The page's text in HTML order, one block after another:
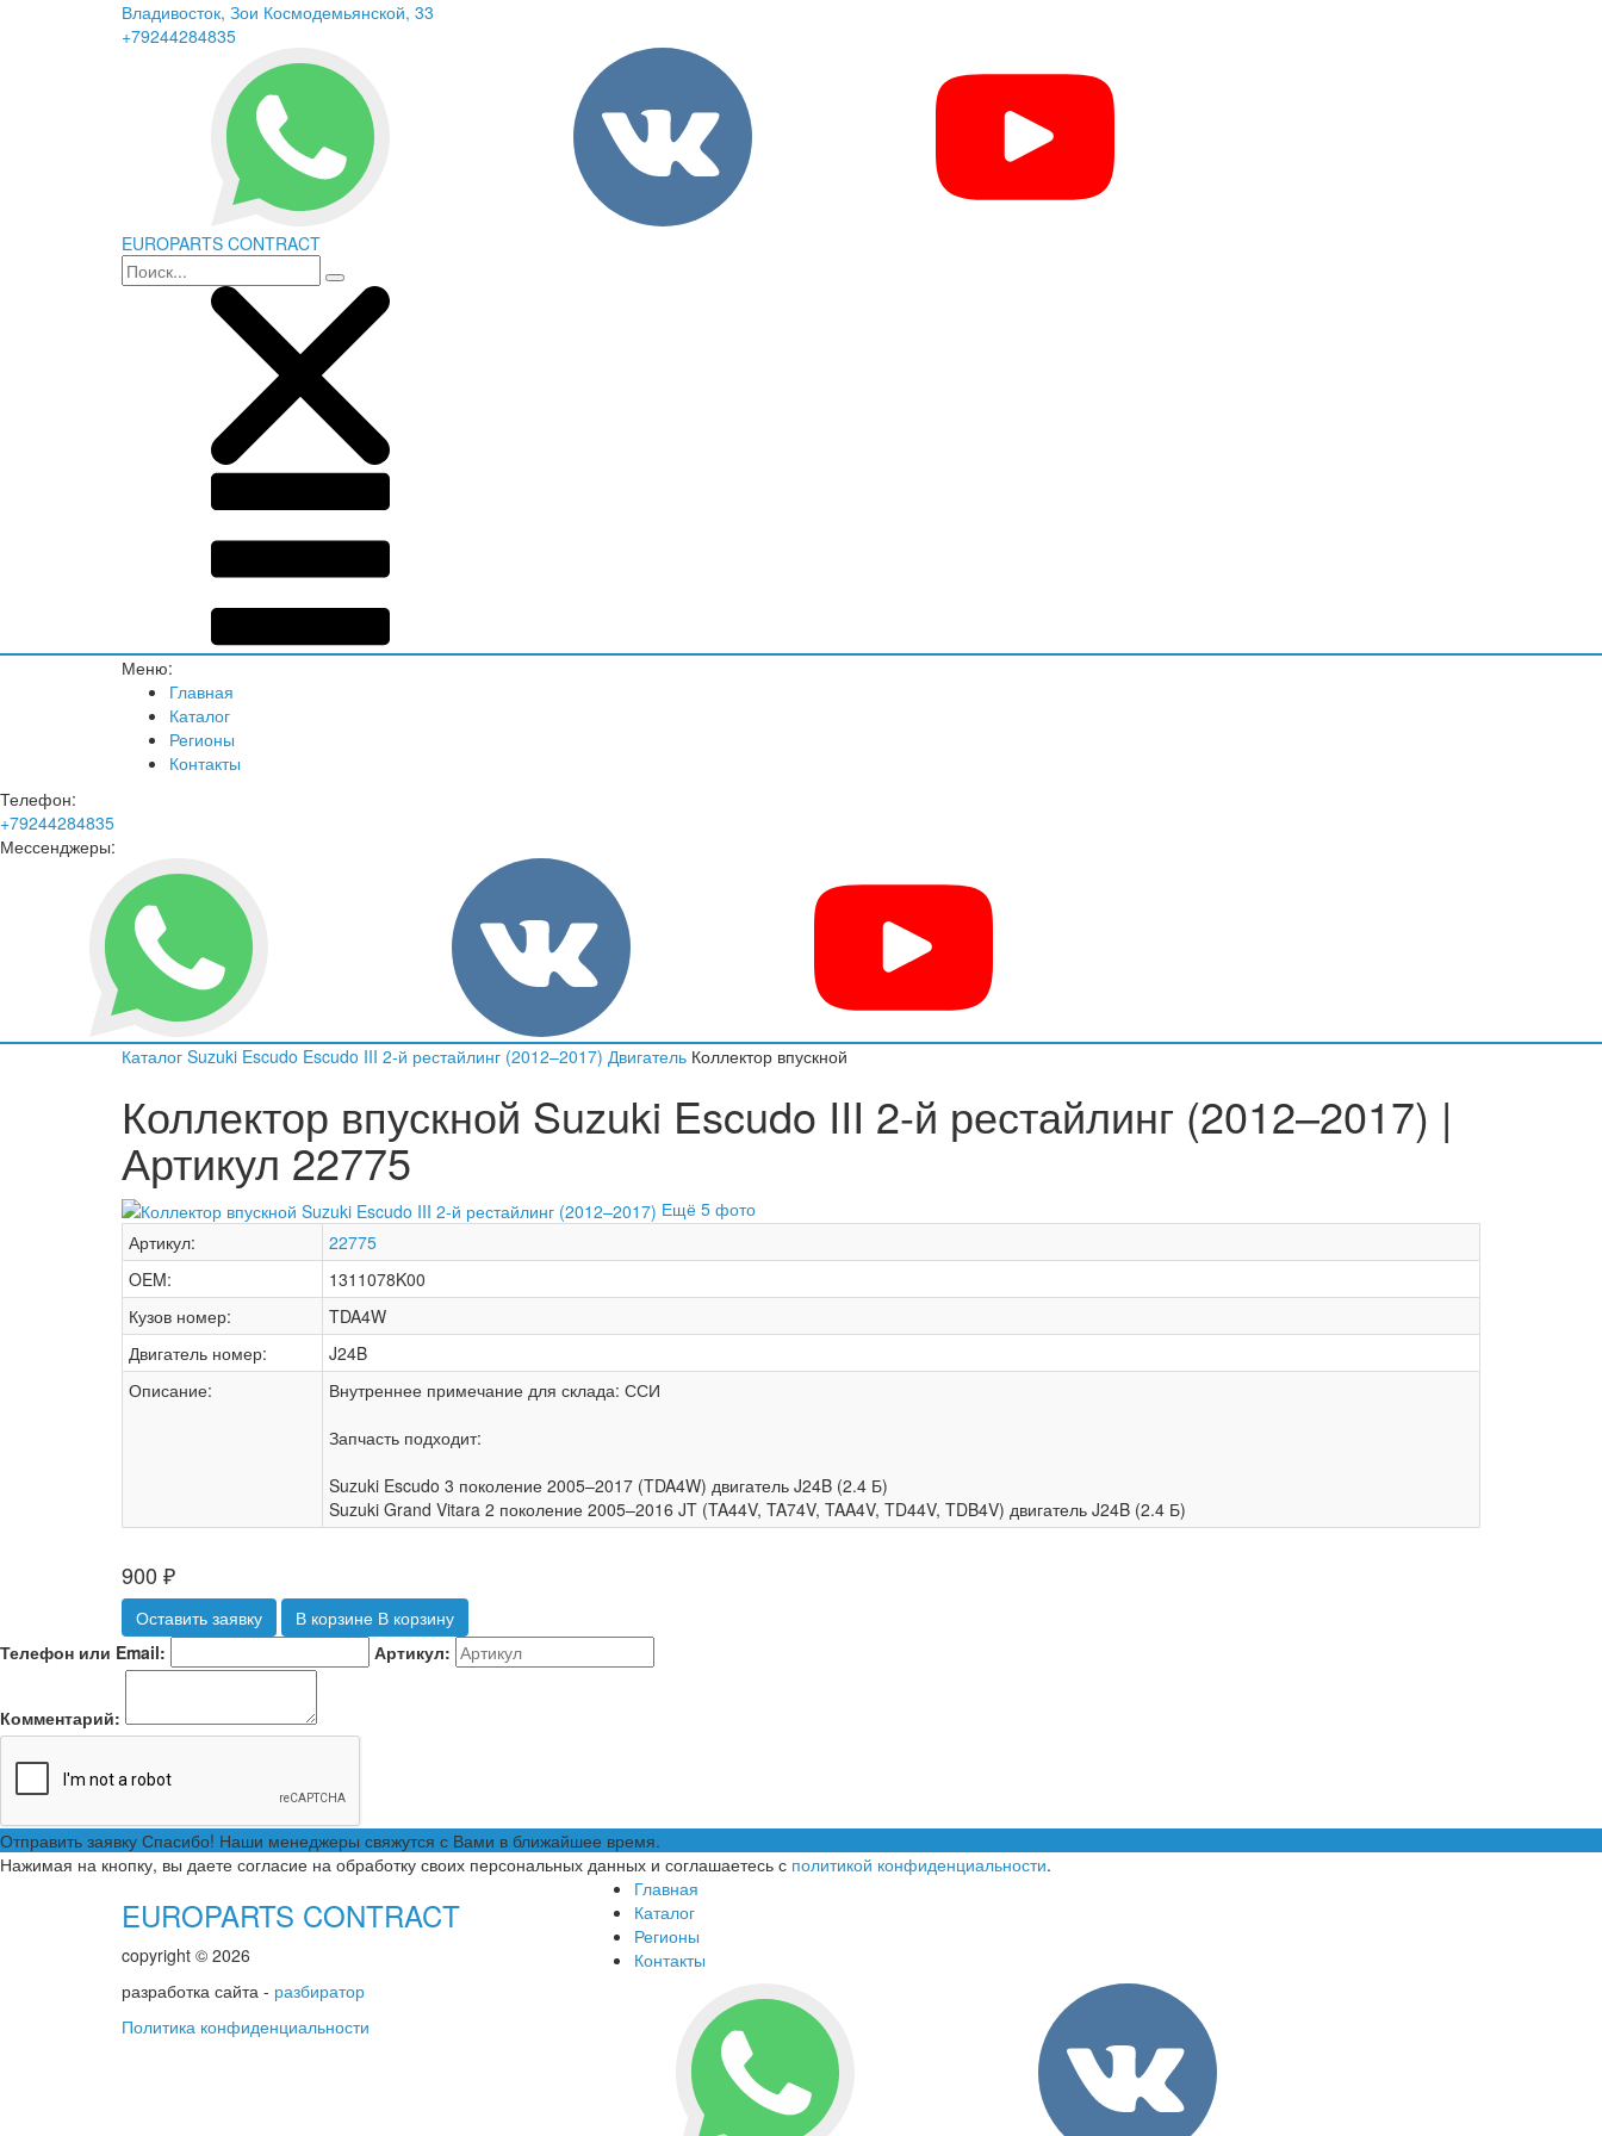
Владивосток, Зои Космодемьянской, 33
+79244284835
EUROPARTS CONTRACT
Меню:
Главная
Каталог
Регионы
Контакты
Телефон:
+79244284835
Мессенджеры:
Каталог Suzuki Escudo Escudo III 2-й рестайлинг (2012–2017) Двигатель Коллектор впускной
Коллектор впускной Suzuki Escudo III 2-й рестайлинг (2012–2017) |
Артикул 22775
Ещё 5 фото
Артикул:
22775
OEM:
1311078K00
Кузов номер:
TDA4W
Двигатель номер:
J24B
Описание:
Внутреннее примечание для склада: ССИ
Запчасть подходит:
Suzuki Escudo 3 поколение 2005–2017 (TDA4W) двигатель J24B (2.4 Б)
Suzuki Grand Vitara 2 поколение 2005–2016 JT (TA44V, TA74V, TAA4V, TD44V, TDB4V) двигатель J24B (2.4 Б)
900 ₽
Оставить заявку В корзине В корзину
Телефон или Email:
Артикул:
Комментарий:
Отправить заявку Спасибо! Наши менеджеры свяжутся с Вами в ближайшее время.
Нажимая на кнопку, вы даете согласие на обработку своих персональных данных и соглашаетесь с политикой конфиденциальности.
EUROPARTS CONTRACT
copyright © 2026
разработка сайта - разбиратор
Политика конфиденциальности
Главная
Каталог
Регионы
Контакты